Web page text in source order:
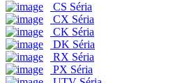
CS Séria
CX Séria
CK Séria
DK Séria
RX Séria
PX Séria